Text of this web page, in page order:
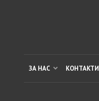
ЗА НАС КОНТАКТИ